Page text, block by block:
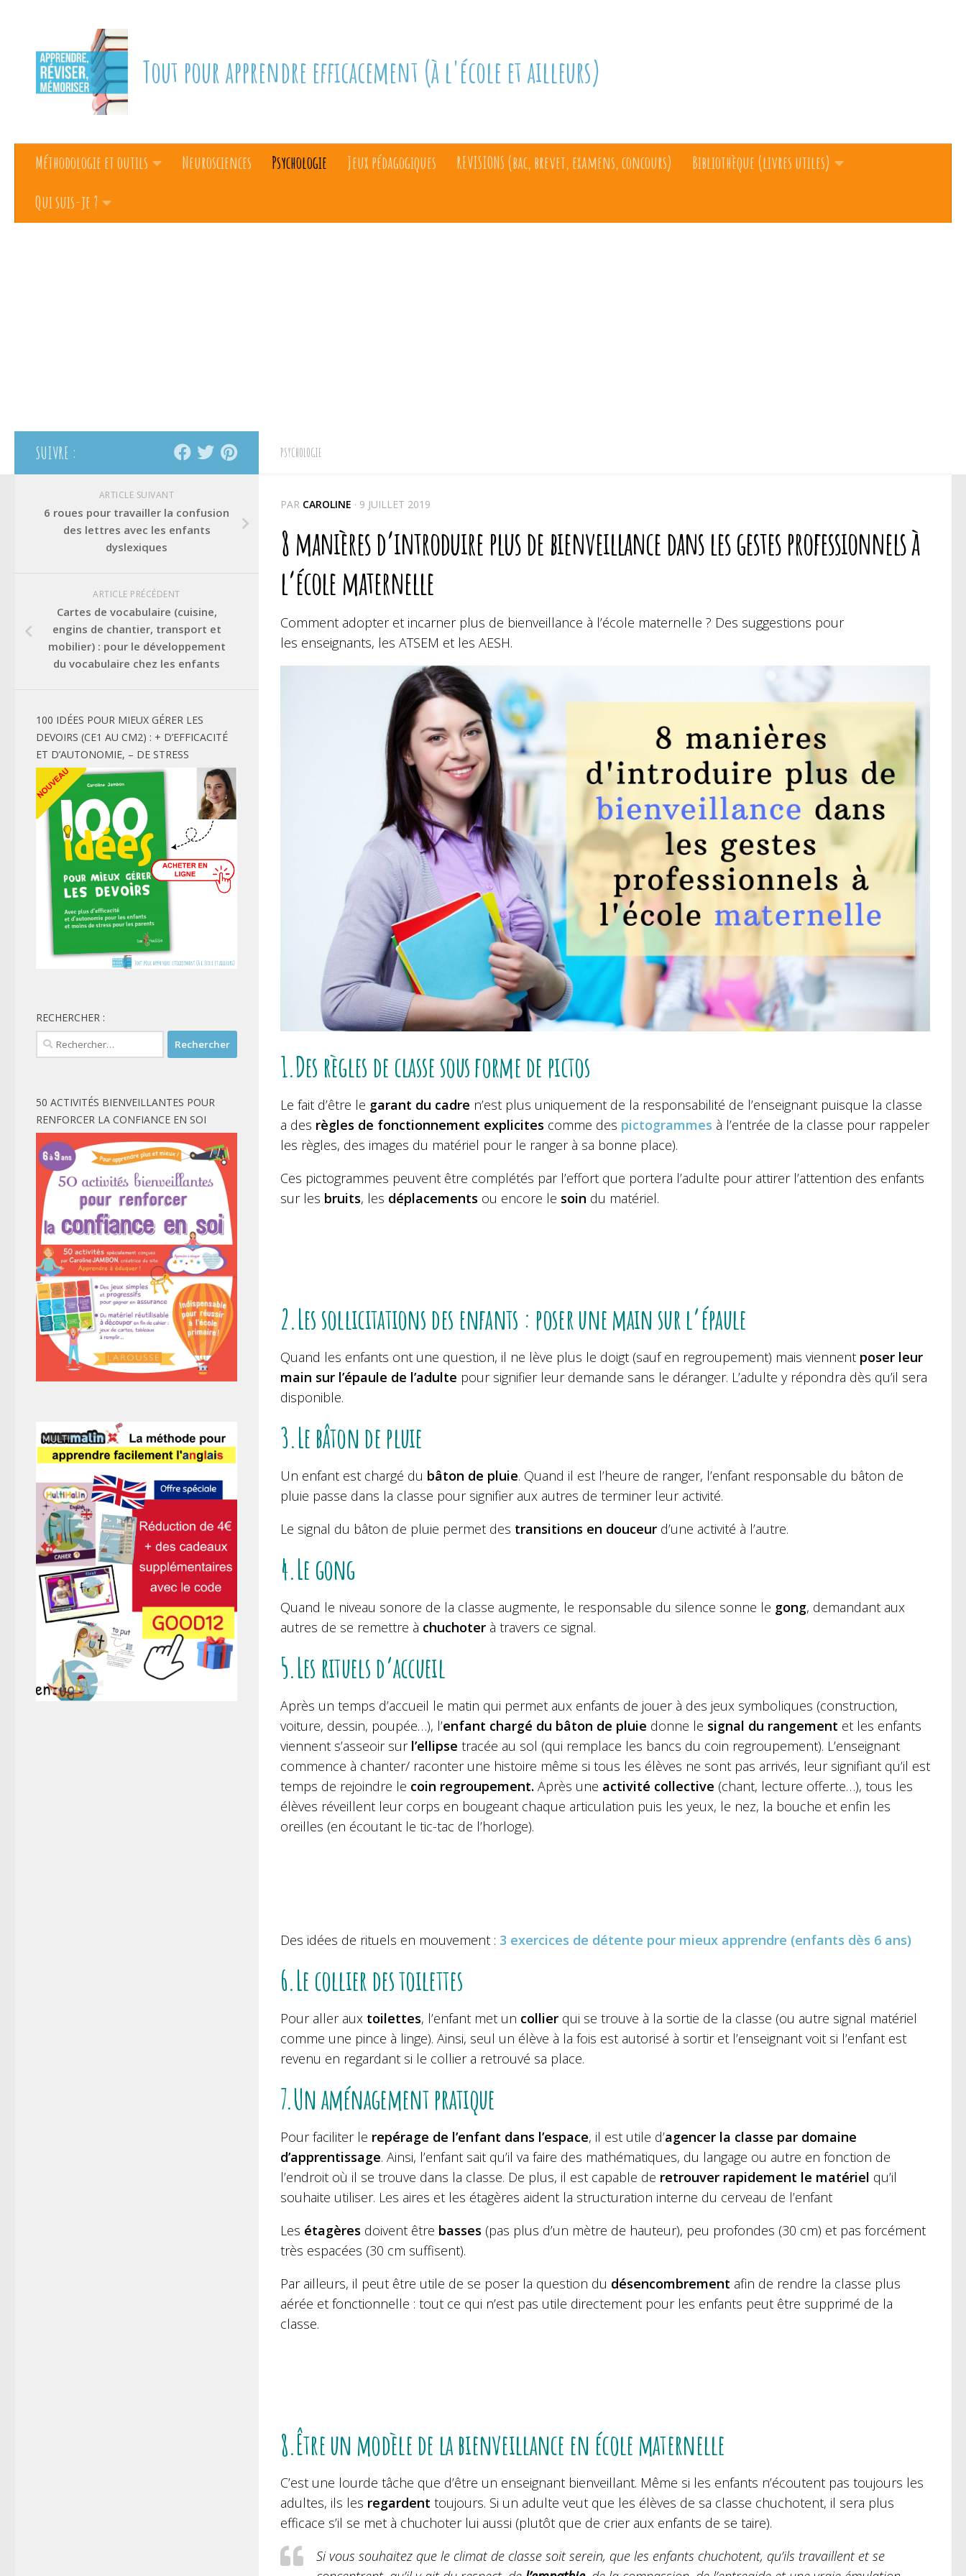
Tout pour apprendre efficacement (à l'école et ailleurs)
Méthodologie et outils Neurosciences Psychologie Jeux pédagogiques REVISIONS (bac, brevet, examens, concours)
Bibliothèque (livres utiles)
Qui suis-je ?
PSYCHOLOGIE
PAR CAROLINE · 9 JUILLET 2019
8 manières d’introduire plus de bienveillance dans les gestes professionnels à
l’école maternelle
Comment adopter et incarner plus de bienveillance à l’école maternelle ? Des suggestions pour
les enseignants, les ATSEM et les AESH.
1.Des règles de classe sous forme de pictos
Le fait d’être le garant du cadre n’est plus uniquement de la responsabilité de l’enseignant puisque la classe
a des règles de fonctionnement explicites comme des pictogrammes à l’entrée de la classe pour rappeler
les règles, des images du matériel pour le ranger à sa bonne place).
Ces pictogrammes peuvent être complétés par l’effort que portera l’adulte pour attirer l’attention des enfants
sur les bruits, les déplacements ou encore le soin du matériel.
2.Les sollicitations des enfants : poser une main sur l’épaule
Quand les enfants ont une question, il ne lève plus le doigt (sauf en regroupement) mais viennent poser leur
main sur l’épaule de l’adulte pour signifier leur demande sans le déranger. L’adulte y répondra dès qu’il sera
disponible.
3.Le bâton de pluie
Un enfant est chargé du bâton de pluie. Quand il est l’heure de ranger, l’enfant responsable du bâton de
pluie passe dans la classe pour signifier aux autres de terminer leur activité.
Le signal du bâton de pluie permet des transitions en douceur d’une activité à l’autre.
4.Le gong
Quand le niveau sonore de la classe augmente, le responsable du silence sonne le gong, demandant aux
autres de se remettre à chuchoter à travers ce signal.
5.Les rituels d’accueil
Après un temps d’accueil le matin qui permet aux enfants de jouer à des jeux symboliques (construction,
voiture, dessin, poupée…), l’enfant chargé du bâton de pluie donne le signal du rangement et les enfants
viennent s’asseoir sur l’ellipse tracée au sol (qui remplace les bancs du coin regroupement). L’enseignant
commence à chanter/ raconter une histoire même si tous les élèves ne sont pas arrivés, leur signifiant qu’il est
temps de rejoindre le coin regroupement. Après une activité collective (chant, lecture offerte…), tous les
élèves réveillent leur corps en bougeant chaque articulation puis les yeux, le nez, la bouche et enfin les
oreilles (en écoutant le tic-tac de l’horloge).
Des idées de rituels en mouvement : 3 exercices de détente pour mieux apprendre (enfants dès 6 ans)
6.Le collier des toilettes
Pour aller aux toilettes, l’enfant met un collier qui se trouve à la sortie de la classe (ou autre signal matériel
comme une pince à linge). Ainsi, seul un élève à la fois est autorisé à sortir et l’enseignant voit si l’enfant est
revenu en regardant si le collier a retrouvé sa place.
7.Un aménagement pratique
Pour faciliter le repérage de l’enfant dans l’espace, il est utile d’agencer la classe par domaine
d’apprentissage. Ainsi, l’enfant sait qu’il va faire des mathématiques, du langage ou autre en fonction de
l’endroit où il se trouve dans la classe. De plus, il est capable de retrouver rapidement le matériel qu’il
souhaite utiliser. Les aires et les étagères aident la structuration interne du cerveau de l’enfant
Les étagères doivent être basses (pas plus d’un mètre de hauteur), peu profondes (30 cm) et pas forcément
très espacées (30 cm suffisent).
Par ailleurs, il peut être utile de se poser la question du désencombrement afin de rendre la classe plus
aérée et fonctionnelle : tout ce qui n’est pas utile directement pour les enfants peut être supprimé de la
classe.
8.Être un modèle de la bienveillance en école maternelle
C’est une lourde tâche que d’être un enseignant bienveillant. Même si les enfants n’écoutent pas toujours les
adultes, ils les regardent toujours. Si un adulte veut que les élèves de sa classe chuchotent, il sera plus
efficace s’il se met à chuchoter lui aussi (plutôt que de crier aux enfants de se taire).
Si vous souhaitez que le climat de classe soit serein, que les enfants chuchotent, qu’ils travaillent et se
SUIVRE :
ARTICLE SUIVANT
6 roues pour travailler la confusion
des lettres avec les enfants
dyslexiques
ARTICLE PRÉCÉDENT
Cartes de vocabulaire (cuisine,
engins de chantier, transport et
mobilier) : pour le développement
du vocabulaire chez les enfants
100 IDÉES POUR MIEUX GÉRER LES
DEVOIRS (CE1 AU CM2) : + D’EFFICACITÉ
ET D’AUTONOMIE, – DE STRESS
RECHERCHER :
Rechercher :
50 ACTIVITÉS BIENVEILLANTES POUR
RENFORCER LA CONFIANCE EN SOI